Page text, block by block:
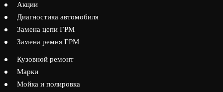
Акции
Диагностика автомобиля
Замена цепи ГРМ
Замена ремня ГРМ
Кузовной ремонт
Марки
Мойка и полировка